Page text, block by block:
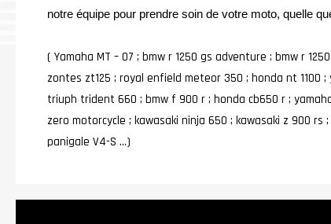
notre équipe pour prendre soin de votre moto, quelle
( Yamaha MT – O7 ; bmw r 1250 gs adventure ; bmw r
zontes zt125 ; royal enfield meteor 350 ; honda nt 1100
triuph trident 660 ; bmw f 900 r ; honda cb650 r ;
zero motorcycle ; kawasaki ninja 650 ; kawasaki z 900 rs ;
panigale V4-S …)